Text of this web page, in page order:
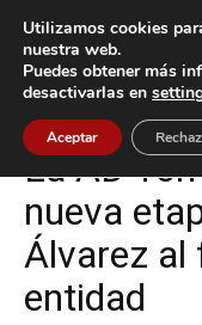
Inicio Deportes
Deportes Tomiño
La AD
nueva
Álvarez al
entidad
Utilizamos cookies
nuestra web.
Puedes obtener más
desactivarlas en
Aceptar